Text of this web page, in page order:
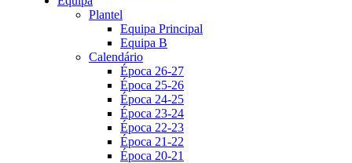
Plantel
Equipa Principal
Equipa B
Calendário
Época 26-27
Época 25-26
Época 24-25
Época 23-24
Época 22-23
Época 21-22
Época 20-21